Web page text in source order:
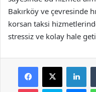
Bakırköy ve çevresinde
korsan taksi
stressiz ve kolay hale
Facebook
X
Pocket Skype